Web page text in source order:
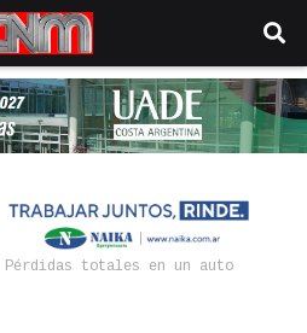
Pérdidas totales en un auto